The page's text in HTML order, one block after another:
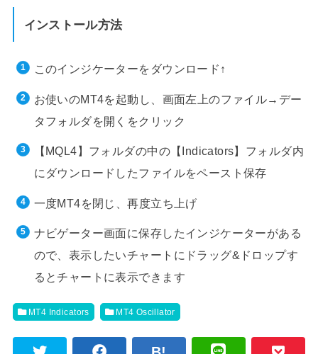
インストール方法
このインジケーターをダウンロード↑
お使いのMT4を起動し、画面左上のファイル→デー
タフォルダを開くをクリック
【MQL4】フォルダの中の【Indicators】フォルダ内
にダウンロードしたファイルをペースト保存
一度MT4を閉じ、再度立ち上げ
ナビゲーター画面に保存したインジケーターがある
ので、表示したいチャートにドラッグ&ドロップす
るとチャートに表示できます
MT4 Indicators MT4 Oscillator